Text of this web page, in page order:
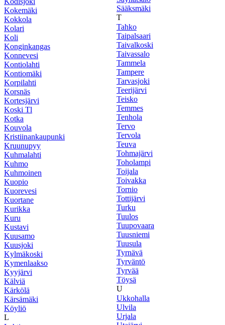
Kokemäki
Kokkola
Kolari
Koli
Konginkangas
Konnevesi
Kontiolahti
Kontiomäki
Korpilahti
Korsnäs
Kortesjärvi
Koski Tl
Kotka
Kouvola
Kristiinankaupunki
Kruunupyy
Kuhmalahti
Kuhmo
Kuhmoinen
Kuopio
Kuorevesi
Kuortane
Kurikka
Kuru
Kustavi
Kuusamo
Kuusjoki
Kylmäkoski
Kymenlaakso
Kyyjärvi
Kälviä
Kärkölä
Kärsämäki
Köyliö
L
Sääksmäki
T
Tahko
Taipalsaari
Taivalkoski
Taivassalo
Tammela
Tampere
Tarvasjoki
Teerijärvi
Teisko
Temmes
Tenhola
Tervo
Tervola
Teuva
Tohmajärvi
Toholampi
Toijala
Toivakka
Tornio
Tottijärvi
Turku
Tuulos
Tuupovaara
Tuusniemi
Tuusula
Tyrnävä
Tyrväntö
Tyrvää
Töysä
U
Ukkohalla
Ulvila
Urjala